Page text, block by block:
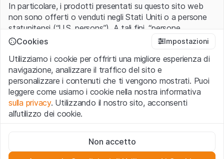
In particolare, i prodotti presentati su questo sito web
non sono offerti o venduti negli Stati Uniti o a persone
statunitensi (“U.S. persons”). A tali fini, “persone
statunitensi” vanno intese nel significato ad esse ascritto
1933 che include le persone residenti negli Stati Uniti
d’America, le società per azioni e le altre forme societarie
americane.
Condizioni di utilizzo e informazioni legali
Con l’accesso al sito web (di seguito, il “Sito”) si dichiara
avvertenze importanti e le condizioni di utilizzo ivi rese
Cookies Impostazioni
Utilizziamo i cookie per offrirti una migliore esperienza di
navigazione, analizzare il traffico del sito e
personalizzare i contenuti che ti vengono mostrati. Puoi
leggere come usiamo i cookie nella nostra informativa
sulla privacy. Utilizzando il nostro sito, acconsenti
all’utilizzo dei cookie.
Questi cookie sono necessari per il funzionamento del sito
web e non possono essere disattivati.
Non accetto